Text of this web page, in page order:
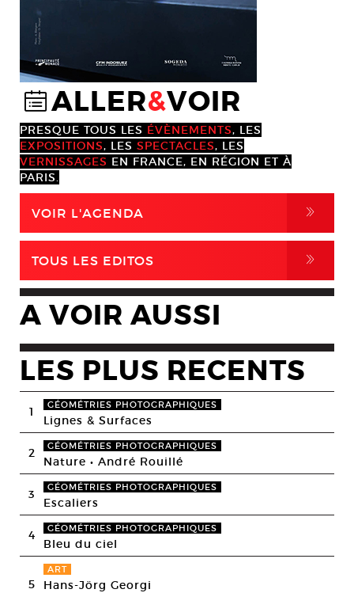
@ALLER&VOIR
PRESQUE TOUS LES ÉVÈNEMENTS, LES
EXPOSITIONS, LES SPECTACLES, LES
VERNISSAGES EN FRANCE, EN RÉGION ET À
PARIS.
VOIR L'AGENDA ,
TOUS LES EDITOS ,
A VOIR AUSSI
LES PLUS RECENTS
1 GÉOMÉTRIES PHOTOGRAPHIQUES
Lignes & Surfaces
2 GÉOMÉTRIES PHOTOGRAPHIQUES
Nature • André Rouillé
3 GÉOMÉTRIES PHOTOGRAPHIQUES
Escaliers
4 GÉOMÉTRIES PHOTOGRAPHIQUES
Bleu du ciel
5
ART
Hans-Jörg Georgi